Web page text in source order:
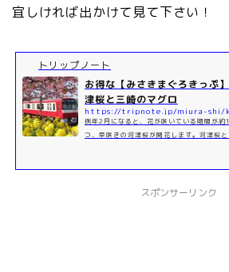
宜しければ出かけて見て下さい！
トリップノート
お得な【みさきまぐろきっぷ
津桜と三崎のマグロ
例年2月になると、花が咲いている期間が約
つ、早咲きの河津桜が開花します。河津桜
スポンサーリンク